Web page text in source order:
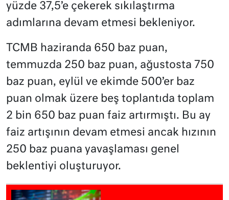
yüzde 37,5’e çekerek sıkılaştırma
adımlarına devam etmesi bekleniyor.
TCMB haziranda 650 baz puan,
temmuzda 250 baz puan, ağustosta 750
baz puan, eylül ve ekimde 500’er baz
puan olmak üzere beş toplantıda toplam
2 bin 650 baz puan faiz artırmıştı. Bu ay
faiz artışının devam etmesi ancak hızının
250 baz puana yavaşlaması genel
beklentiyi oluşturuyor.